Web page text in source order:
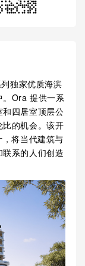
独家优质海滨
。Ora 提供一系
四居室顶层公
的机会。该开
将当代建筑与
系的人们创造